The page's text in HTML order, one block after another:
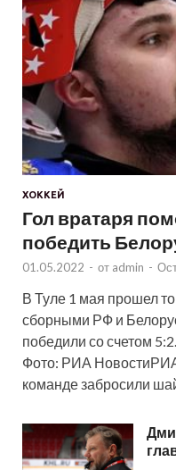
ХОККЕЙ
Гол вратаря
победить
01.05.2022 - от admin -
В Туле 1 мая прошел
сборными РФ и
победили со счетом
Фото: РИА
команде забросили